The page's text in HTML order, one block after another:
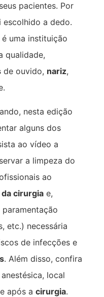
pacientes. Por
escolhido a dedo.
uma instituição
qualidade,
de ouvido, nariz,
nesta edição
alguns dos
ao vídeo a
a limpeza do
ao
da cirurgia e,
etc.) necessária
de infecções e
. Além disso, confira
local
após a cirurgia.